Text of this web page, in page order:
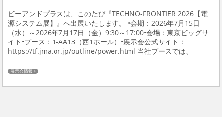
ビーアンドプラスは、このたび『TECHNO-FRONTIER 2026【電
源システム展】』へ出展いたします。 •会期：2026年7月15日
（水）～2026年7月17日（金）9:30～17:00•会場：東京ビッグサ
イト•ブース：1-AA13（西1ホール）•展示会公式サイト：
https://tf.jma.or.jp/outline/power.html 当社ブースでは、
展示会情報